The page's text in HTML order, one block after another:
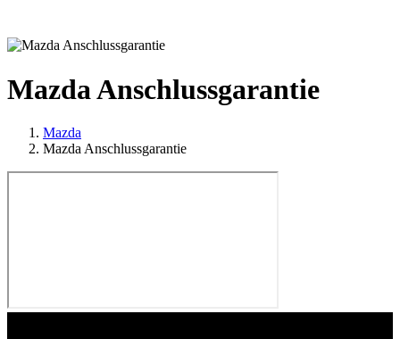
Mazda Anschlussgarantie
Mazda
Mazda Anschlussgarantie